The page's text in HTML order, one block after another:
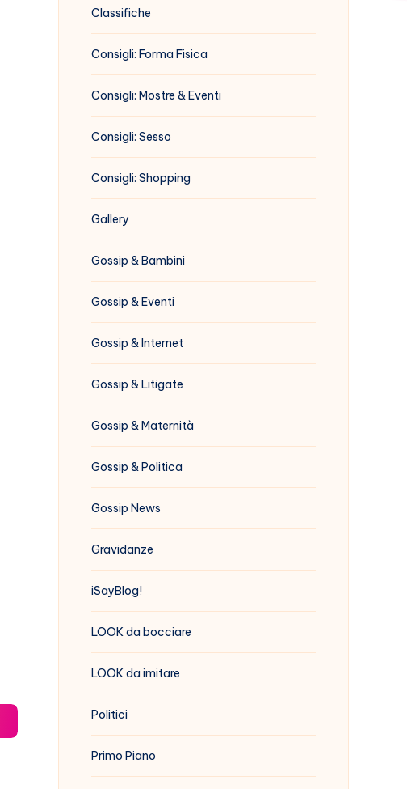
Classifiche
Consigli: Forma Fisica
Consigli: Mostre & Eventi
Consigli: Sesso
Consigli: Shopping
Gallery
Gossip & Bambini
Gossip & Eventi
Gossip & Internet
Gossip & Litigate
Gossip & Maternità
Gossip & Politica
Gossip News
Gravidanze
iSayBlog!
LOOK da bocciare
LOOK da imitare
Politici
Primo Piano